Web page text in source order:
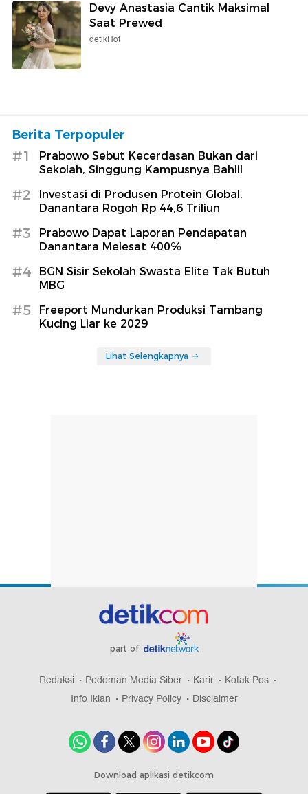
Devy Anastasia Cantik Maksimal
Saat Prewed
detikHot
Berita Terpopuler
#1
Prabowo Sebut Kecerdasan Bukan dari
Sekolah, Singgung Kampusnya Bahlil
#2
Investasi di Produsen Protein Global,
Danantara Rogoh Rp 44,6 Triliun
#3
Prabowo Dapat Laporan Pendapatan
Danantara Melesat 400%
#4
BGN Sisir Sekolah Swasta Elite Tak Butuh
MBG
#5
Freeport Mundurkan Produksi Tambang
Kucing Liar ke 2029
Lihat Selengkapnya
part of
Redaksi Pedoman Media Siber Karir
Kotak Pos
Info Iklan
Privacy Policy Disclaimer
Download aplikasi detikcom